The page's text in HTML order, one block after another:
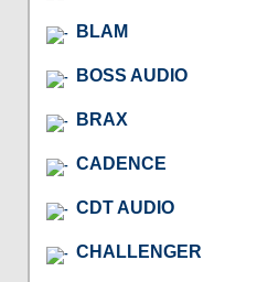
BLAM
BOSS AUDIO
BRAX
CADENCE
CDT AUDIO
CHALLENGER